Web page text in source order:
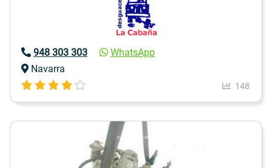
948 303 303
WhatsApp
Navarra
148